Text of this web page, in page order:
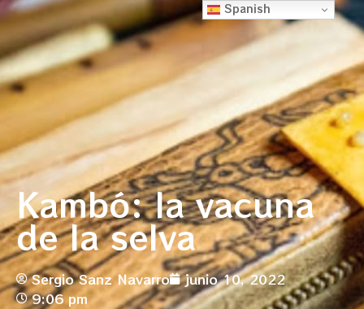
Kambó: la vacuna
de la selva
Sergio Sanz Navarro
junio 10, 2022
9:06 pm
Spanish